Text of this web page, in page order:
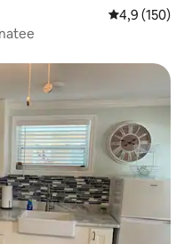
Évaluation
4,9 (150)